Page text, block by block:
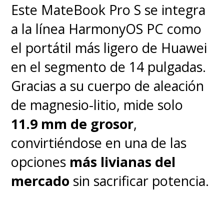
Este MateBook Pro S se integra
a la línea HarmonyOS PC como
el portátil más ligero de Huawei
en el segmento de 14 pulgadas.
Gracias a su cuerpo de aleación
de magnesio-litio, mide solo
11.9 mm de grosor,
convirtiéndose en una de las
opciones más livianas del
mercado sin sacrificar potencia.